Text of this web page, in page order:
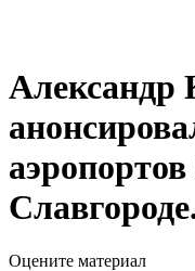
Александр
Оцените материал